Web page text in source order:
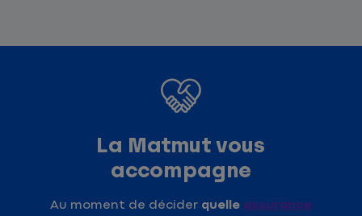
La Matmut vous
accompagne
Au moment de décider quelle assurance